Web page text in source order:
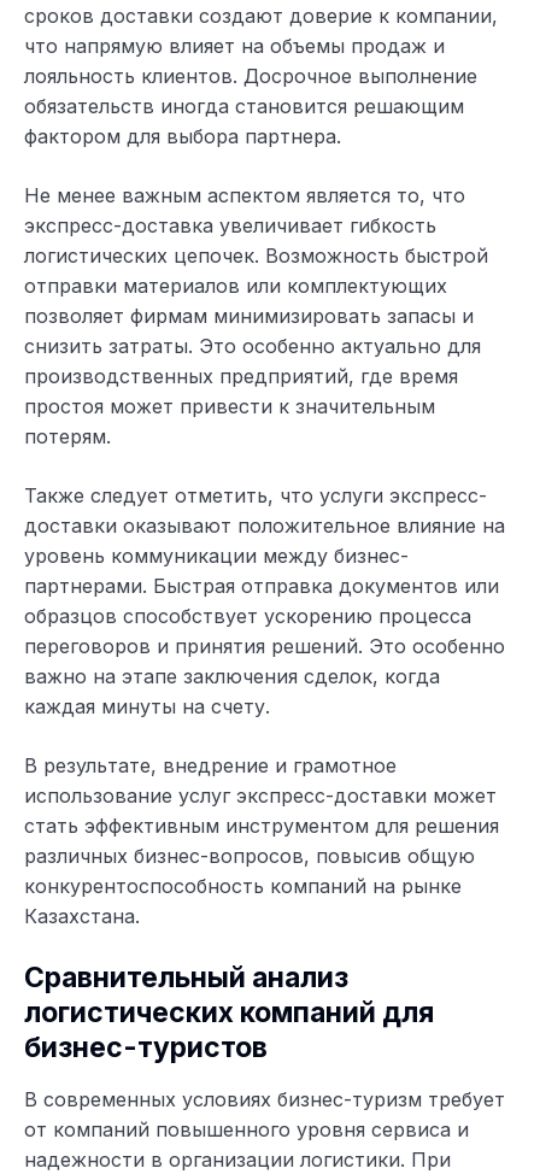
сроков доставки создают доверие к компании,
что напрямую влияет на объемы продаж и
лояльность клиентов. Досрочное выполнение
обязательств иногда становится решающим
фактором для выбора партнера.
Не менее важным аспектом является то, что
экспресс-доставка увеличивает гибкость
логистических цепочек. Возможность быстрой
отправки материалов или комплектующих
позволяет фирмам минимизировать запасы и
снизить затраты. Это особенно актуально для
производственных предприятий, где время
простоя может привести к значительным
потерям.
Также следует отметить, что услуги экспресс-
доставки оказывают положительное влияние на
уровень коммуникации между бизнес-
партнерами. Быстрая отправка документов или
образцов способствует ускорению процесса
переговоров и принятия решений. Это особенно
важно на этапе заключения сделок, когда
каждая минуты на счету.
В результате, внедрение и грамотное
использование услуг экспресс-доставки может
стать эффективным инструментом для решения
различных бизнес-вопросов, повысив общую
конкурентоспособность компаний на рынке
Казахстана.
Сравнительный анализ
логистических компаний для
бизнес-туристов
В современных условиях бизнес-туризм требует
от компаний повышенного уровня сервиса и
надежности в организации логистики. При